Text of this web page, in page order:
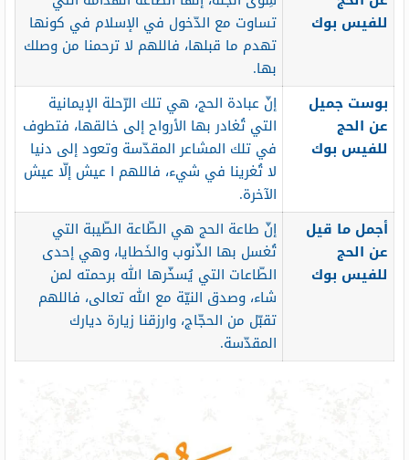
للفيس بوك
تساوت مع الدّخول في الإسلام في كونها
تهدم ما قبلها، فاللهم لا ترحمنا من وصلك
بها.
بوست جميل
عن الحج
للفيس بوك
إنّ عبادة الحج، هي تلك الرّحلة الإيمانية
التي تُغادر بها الأرواح إلى خالقها، فتطوف
في تلك المشاعر المقدّسة وتعود إلى دنيا
لا تُغرينا في شيء، فاللهم ا عيش إلّا عيش
الآخرة.
أجمل ما قيل
عن الحج
للفيس بوك
إنّ طاعة الحج هي الطّاعة الطّيبة التي
تُغسل بها الذّنوب والخَطايا، وهي إحدى
الطّاعات التي يُسخّرها الله برحمته لمن
شاء، وصدق النيّة مع الله تعالى، فاللهم
تقبّل من الحجّاج، وارزقنا زيارة ديارك
المقدّسة.